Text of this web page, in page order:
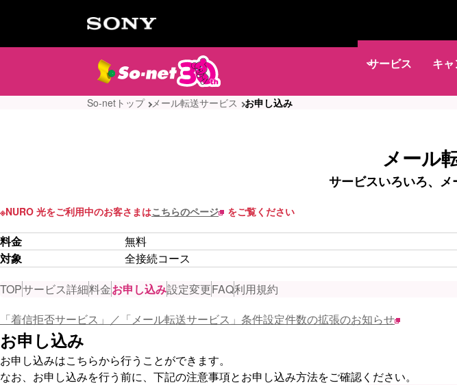
サービス キ
So-netトップ メール転送サービス お申し込み
メール
サービスいろいろ、メ
※NURO 光をご利用中のお客さまはこちらのページ をご覧ください
料金
無料
対象
全接続コース
TOPサービス詳細料金お申し込み設定変更FAQ利用規約
「着信拒否サービス」／「メール転送サービス」条件設定件数の拡張のお知らせ
お申し込み
お申し込みはこちらから行うことができます。
なお、お申し込みを行う前に、下記の注意事項とお申し込み方法をご確認ください。